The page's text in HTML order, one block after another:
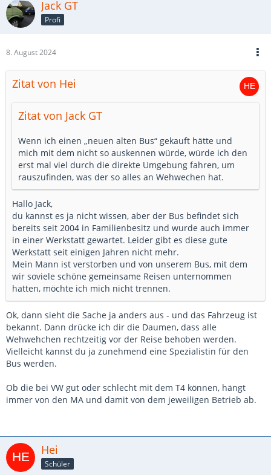
Jack GT
Profi
8. August 2024
Zitat von Hei
Zitat von Jack GT
Wenn ich einen „neuen alten Bus“ gekauft hätte und
mich mit dem nicht so auskennen würde, würde ich den
erst mal viel durch die direkte Umgebung fahren, um
rauszufinden, was der so alles an Wehwechen hat.
Hallo Jack,
du kannst es ja nicht wissen, aber der Bus befindet sich
bereits seit 2004 in Familienbesitz und wurde auch immer
in einer Werkstatt gewartet. Leider gibt es diese gute
Werkstatt seit einigen Jahren nicht mehr.
Mein Mann ist verstorben und von unserem Bus, mit dem
wir soviele schöne gemeinsame Reisen unternommen
hatten, möchte ich mich nicht trennen.
Ok, dann sieht die Sache ja anders aus - und das Fahrzeug ist
bekannt. Dann drücke ich dir die Daumen, dass alle
Wehwehchen rechtzeitig vor der Reise behoben werden.
Vielleicht kannst du ja zunehmend eine Spezialistin für den
Bus werden.
Ob die bei VW gut oder schlecht mit dem T4 können, hängt
immer von den MA und damit von dem jeweiligen Betrieb ab.
Hei
Schüler